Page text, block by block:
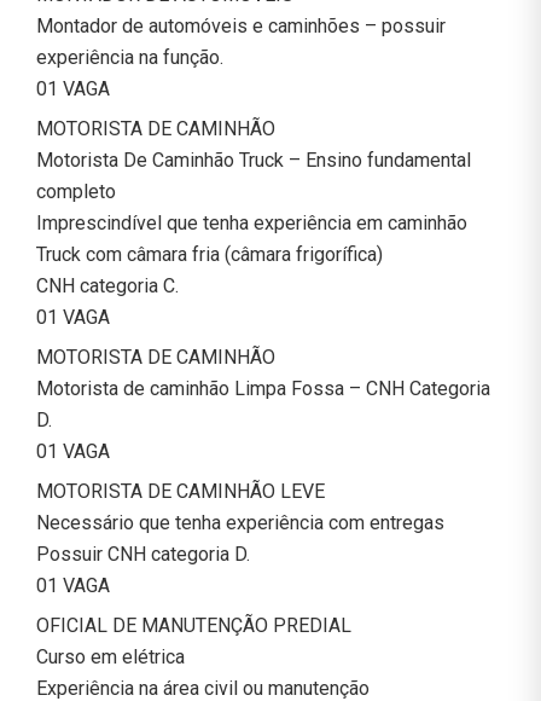
Montador de automóveis e caminhões – possuir
experiência na função.
01 VAGA
MOTORISTA DE CAMINHÃO
Motorista De Caminhão Truck – Ensino fundamental
completo
Imprescindível que tenha experiência em caminhão
Truck com câmara fria (câmara frigorífica)
CNH categoria C.
01 VAGA
MOTORISTA DE CAMINHÃO
Motorista de caminhão Limpa Fossa – CNH Categoria
D.
01 VAGA
MOTORISTA DE CAMINHÃO LEVE
Necessário que tenha experiência com entregas
Possuir CNH categoria D.
01 VAGA
OFICIAL DE MANUTENÇÃO PREDIAL
Curso em elétrica
Experiência na área civil ou manutenção